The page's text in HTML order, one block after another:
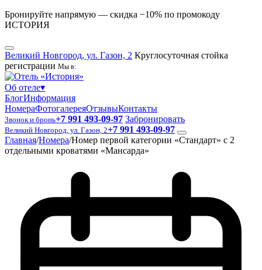
Бронируйте напрямую — скидка −10% по промокоду
ИСТОРИЯ
Великий Новгород, ул. Газон, 2 Круглосуточная стойка
регистрации Мы в:
Об отеле▾
БлогИнформация
НомераФотогалереяОтзывыКонтакты
Звонок и бронь+7 991 493-09-97 Забронировать
Великий Новгород, ул. Газон, 2+7 991 493-09-97
Главная/Номера/Номер первой категории «Стандарт» с 2
отдельными кроватями «Мансарда»